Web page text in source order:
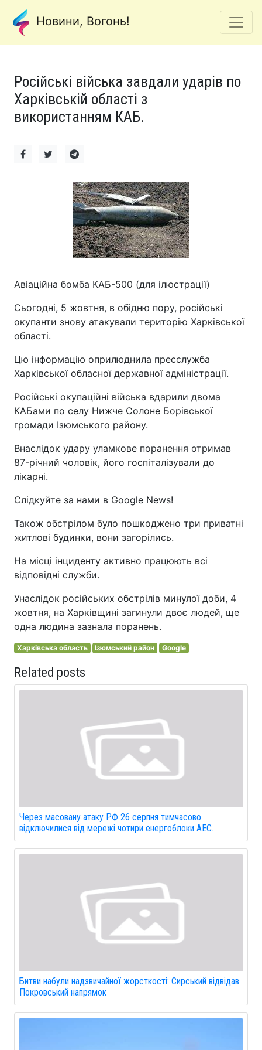
Новини, Вогонь!
Російські війська завдали ударів по
Харківській області з
використанням КАБ.
Авіаційна бомба КАБ-500 (для ілюстрації)
Сьогодні, 5 жовтня, в обідню пору, російські
окупанти знову атакували територію Харківської
області.
Цю інформацію оприлюднила пресслужба
Харківської обласної державної адміністрації.
Російські окупаційні війська вдарили двома
КАБами по селу Нижче Солоне Борівської
громади Ізюмського району.
Внаслідок удару уламкове поранення отримав
87-річний чоловік, його госпіталізували до
лікарні.
Слідкуйте за нами в Google News!
Також обстрілом було пошкоджено три приватні
житлові будинки, вони загорілись.
На місці інциденту активно працюють всі
відповідні служби.
Унаслідок російських обстрілів минулої доби, 4
жовтня, на Харківщині загинули двоє людей, ще
одна людина зазнала поранень.
Харківська область Ізюмський район Google
Related posts
Через масовану атаку РФ 26 серпня тимчасово
відключилися від мережі чотири енергоблоки АЕС.
Битви набули надзвичайної жорсткості: Сирський відвідав
Покровський напрямок